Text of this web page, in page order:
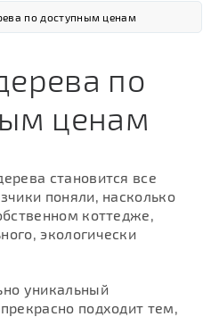
по доступным ценам
по
ценам
становится все
поняли, насколько
коттедже,
экологически
уникальный
подходит тем,